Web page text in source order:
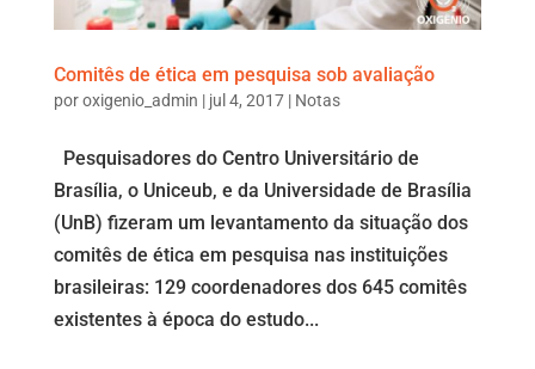
Comitês de ética em pesquisa sob avaliação
poroxigenio_admin | jul 4, 2017| Notas
Pesquisadores do Centro Universitário de
Brasília, o Uniceub, e da Universidade de Brasília
(UnB) fizeram um levantamento da situação dos
comitês de ética em pesquisa nas instituições
brasileiras: 129 coordenadores dos 645 comitês
existentes à época do estudo...